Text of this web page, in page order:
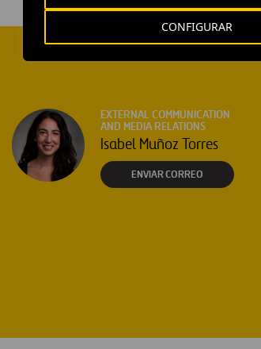
CONFIGURAR
EXTERNAL COMMUNICATION
AND MEDIA RELATIONS
Isabel Muñoz Torres
ENVIAR CORREO